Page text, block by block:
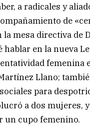
a radicales y
de
mesa directiva de
hablar en la nueva
femenina
Llano;
para
a dos mujeres,
un cupo femenino.